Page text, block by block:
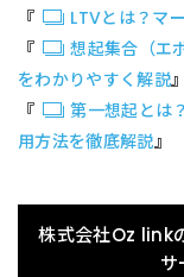
『
LTVとは？マ
『
想起集合（エ
をわかりやすく解説』
『
第一想起とは
用方法を徹底解説』
株式会社Oz link
サ